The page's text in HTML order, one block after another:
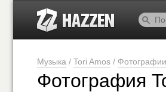
Музыка / Tori Amos / Фотографии
Фотография